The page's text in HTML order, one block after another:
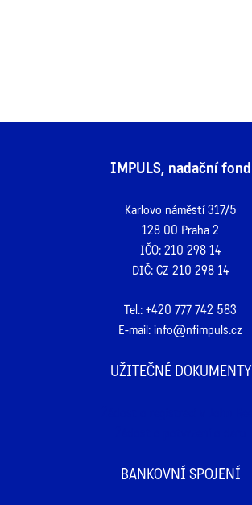
IMPULS, nadační fond
Karlovo náměstí 317/5
128 00 Praha 2
IČO: 210 298 14
DIČ: CZ 210 298 14
Tel.: +420 777 742 583
E-mail: info@nfimpuls.cz
UŽITEČNÉ DOKUMENTY
BANKOVNÍ SPOJENÍ